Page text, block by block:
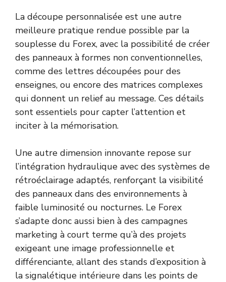
La découpe personnalisée est une autre
meilleure pratique rendue possible par la
souplesse du Forex, avec la possibilité de créer
des panneaux à formes non conventionnelles,
comme des lettres découpées pour des
enseignes, ou encore des matrices complexes
qui donnent un relief au message. Ces détails
sont essentiels pour capter l’attention et
inciter à la mémorisation.
Une autre dimension innovante repose sur
l’intégration hydraulique avec des systèmes de
rétroéclairage adaptés, renforçant la visibilité
des panneaux dans des environnements à
faible luminosité ou nocturnes. Le Forex
s’adapte donc aussi bien à des campagnes
marketing à court terme qu’à des projets
exigeant une image professionnelle et
différenciante, allant des stands d’exposition à
la signalétique intérieure dans les points de